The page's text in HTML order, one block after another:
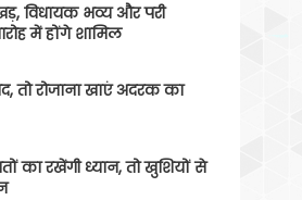
विधायक भव्य और परी
में होंगे शामिल
तो रोजाना खाएं अदरक का
का रखेंगी ध्यान, तो खुशियों से